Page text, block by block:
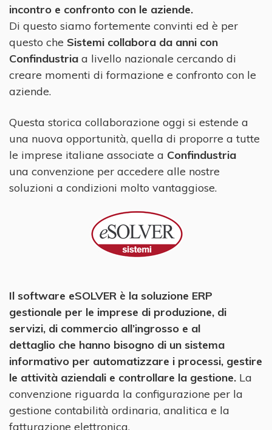
incontro e confronto con le aziende.
Di questo siamo fortemente convinti ed è per
questo che Sistemi collabora da anni con
Confindustria a livello nazionale cercando di
creare momenti di formazione e confronto con le
aziende.
Questa storica collaborazione oggi si estende a
una nuova opportunità, quella di proporre a tutte
le imprese italiane associate a Confindustria
una convenzione per accedere alle nostre
soluzioni a condizioni molto vantaggiose.
Il software eSOLVER è la soluzione ERP
gestionale per le imprese di produzione, di
servizi, di commercio all’ingrosso e al
dettaglio che hanno bisogno di un sistema
informativo per automatizzare i processi, gestire
le attività aziendali e controllare la gestione. La
convenzione riguarda la configurazione per la
gestione contabilità ordinaria, analitica e la
fatturazione elettronica.